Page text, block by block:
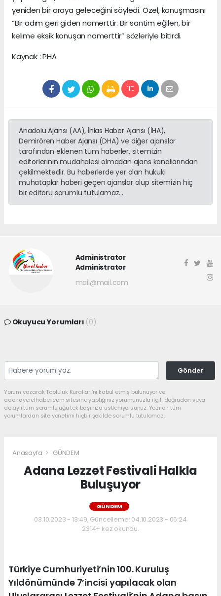
yeniden bir araya geleceğini söyledi. Özel, konuşmasını
“Bir adım geri giden namerttir. Bir santim eğilen, bir
kelime eksik konuşan namerttir” sözleriyle bitirdi.
Kaynak : PHA
Anadolu Ajansı (AA), İhlas Haber Ajansı (İHA),
Demirören Haber Ajansı (DHA) ve diğer ajanslar
tarafından eklenen tüm haberler, sitemizin
editörlerinin müdahalesi olmadan ajans kanallarından
çekilmektedir. Bu haberlerde yer alan hukuki
muhataplar haberi geçen ajanslar olup sitemizin hiç
bir editörü sorumlu tutulamaz...
Administrator
Administrator
mail@mail.com
Okuyucu Yorumları (0)
Gönder
Yorum yazarak Topluluk Kuralları’nı kabul etmiş bulunuyor ve
adanayerelhaber.com sitesine yaptığınız yorumunuzla ilgili doğrudan veya
dolaylı tüm sorumluluğu tek başınıza üstleniyorsunuz. Yazılan tüm
yorumlardan site yönetimi hiçbir şekilde sorumlu tutulamaz.
Anasayfa GÜNDEM
Adana Lezzet Festivali Halkla
Buluşuyor
GÜNDEM
03.10.2023 - 13:49, Güncelleme: 04.10.2023 - 06:24
2314+ kez okundu.
Türkiye Cumhuriyeti’nin 100. Kuruluş
Yıldönümünde 7’incisi yapılacak olan